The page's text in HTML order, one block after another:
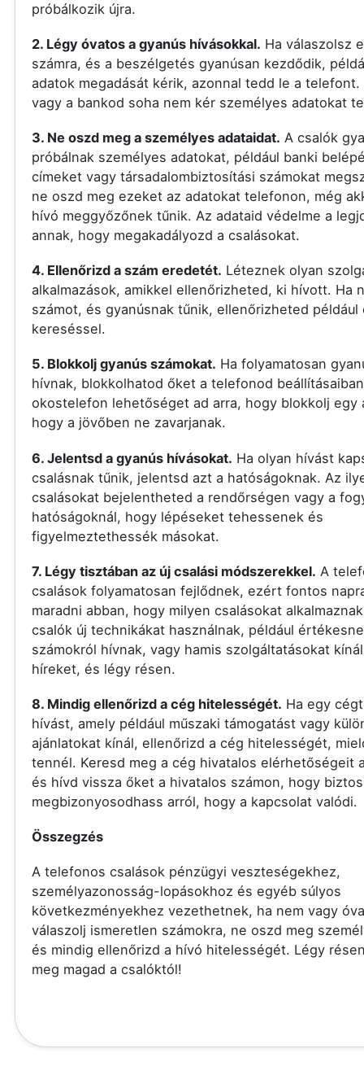
próbálkozik újra.
2. Légy óvatos a gyanús hívásokkal. Ha válaszolsz
számra, és a beszélgetés gyanúsan kezdődik,
adatok megadását kérik, azonnal tedd le a
vagy a bankod soha nem kér személyes adatokat
3. Ne oszd meg a személyes adataidat. A csalók
próbálnak személyes adatokat, például banki
címeket vagy társadalombiztosítási számokat
ne oszd meg ezeket az adatokat telefonon, még
hívó meggyőzőnek tűnik. Az adataid védelme a
annak, hogy megakadályozd a csalásokat.
4. Ellenőrizd a szám eredetét. Léteznek olyan
alkalmazások, amikkel ellenőrizheted, ki hívott. Ha
számot, és gyanúsnak tűnik, ellenőrizheted például
kereséssel.
5. Blokkolj gyanús számokat. Ha folyamatosan
hívnak, blokkolhatod őket a telefonod
okostelefon lehetőséget ad arra, hogy blokkolj egy
hogy a jövőben ne zavarjanak.
6. Jelentsd a gyanús hívásokat. Ha olyan hívást
csalásnak tűnik, jelentsd azt a hatóságoknak. Az
csalásokat bejelentheted a rendőrségen vagy a
hatóságoknál, hogy lépéseket tehessenek és
figyelmeztethessék másokat.
7. Légy tisztában az új csalási módszerekkel. A
csalások folyamatosan fejlődnek, ezért fontos
maradni abban, hogy milyen csalásokat
csalók új technikákat használnak, például
számokról hívnak, vagy hamis szolgáltatásokat
híreket, és légy résen.
8. Mindig ellenőrizd a cég hitelességét. Ha egy
hívást, amely például műszaki támogatást vagy
ajánlatokat kínál, ellenőrizd a cég hitelességét,
tennél. Keresd meg a cég hivatalos elérhetőségeit
és hívd vissza őket a hivatalos számon, hogy
megbizonyosodhass arról, hogy a kapcsolat valódi.
Összegzés
A telefonos csalások pénzügyi veszteségekhez,
személyazonosság-lopásokhoz és egyéb súlyos
következményekhez vezethetnek, ha nem vagy
válaszolj ismeretlen számokra, ne oszd meg
és mindig ellenőrizd a hívó hitelességét. Légy
meg magad a csalóktól!